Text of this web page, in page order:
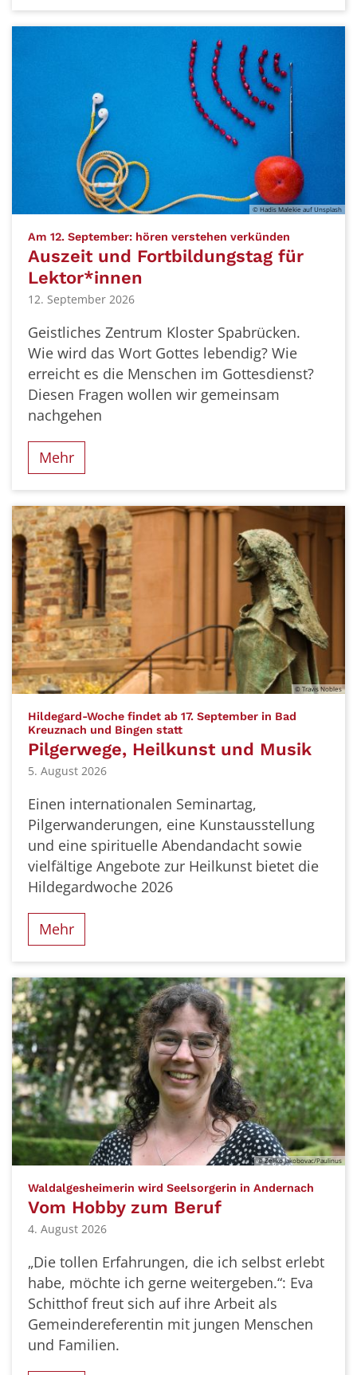
© Hadis Malekie auf Unsplash
Am 12. September: hören verstehen verkünden
Auszeit und Fortbildungstag für
Lektor*innen
12. September 2026
Geistliches Zentrum Kloster Spabrücken.
Wie wird das Wort Gottes lebendig? Wie
erreicht es die Menschen im Gottesdienst?
Diesen Fragen wollen wir gemeinsam
nachgehen
Mehr
© Travis Nobles
Hildegard-Woche findet ab 17. September in Bad
Kreuznach und Bingen statt
Pilgerwege, Heilkunst und Musik
5. August 2026
Einen internationalen Seminartag,
Pilgerwanderungen, eine Kunstausstellung
und eine spirituelle Abendandacht sowie
vielfältige Angebote zur Heilkunst bietet die
Hildegardwoche 2026
Mehr
© Zeljko Jakobovac/Paulinus
Waldalgesheimerin wird Seelsorgerin in Andernach
Vom Hobby zum Beruf
4. August 2026
„Die tollen Erfahrungen, die ich selbst erlebt
habe, möchte ich gerne weitergeben.“: Eva
Schitthof freut sich auf ihre Arbeit als
Gemeindereferentin mit jungen Menschen
und Familien.